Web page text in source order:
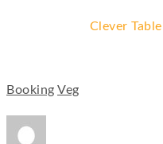
Clever
Booking Veg